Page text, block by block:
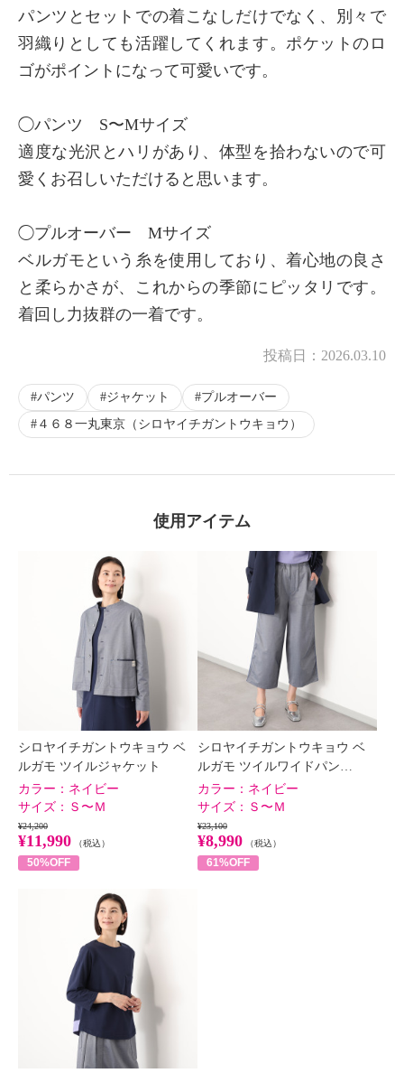
パンツとセットでの着こなしだけでなく、別々で
羽織りとしても活躍してくれます。ポケットのロ
ゴがポイントになって可愛いです。
◯パンツ S〜Mサイズ
適度な光沢とハリがあり、体型を拾わないので可
愛くお召しいただけると思います。
◯プルオーバー Mサイズ
ベルガモという糸を使用しており、着心地の良さ
と柔らかさが、これからの季節にピッタリです。
着回し力抜群の一着です。
投稿日： 2026.03.10
パンツ ジャケット
プルオーバー
４６８一丸東京（シロヤイチガントウキョウ）
使用アイテム
シロヤイチガントウキョウ ベ
ルガモ ツイルジャケット
カラー： ネイビー
サイズ： Ｓ〜Ｍ
¥24,200
¥11,990 （税込）
50%OFF
シロヤイチガントウキョウ ベ
ルガモ ツイルワイドパン…
カラー： ネイビー
サイズ： Ｓ〜Ｍ
¥23,100
¥8,990 （税込）
61%OFF